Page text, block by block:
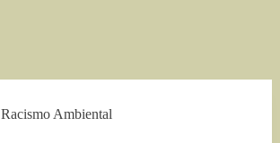
Racismo Ambiental